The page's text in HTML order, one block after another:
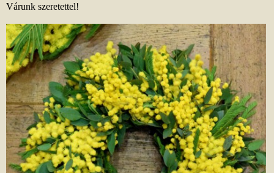
Várunk szeretettel!